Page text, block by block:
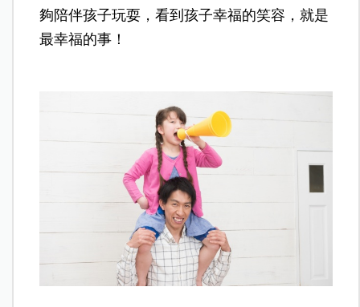
夠陪伴孩子玩耍，看到孩子幸福的笑容，就是
最幸福的事！